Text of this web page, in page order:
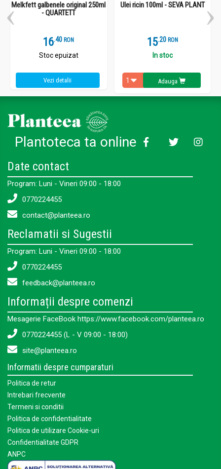
Melkfett galbenele original 250ml
- QUARTETT
16.4 RON
Stoc epuizat
Vezi detalii
Ulei ricin 100ml - SEVA PLANT
15.2 RON
In stoc
Adauga
Plantoteca ta online
Date contact
Program: Luni - Vineri 09:00 - 18:00
0770224455
contact@planteea.ro
Reclamatii si Sugestii
Program: Luni - Vineri 09:00 - 18:00
0770224455
feedback@planteea.ro
Informații despre comenzi
Mesagerie FaceBook https://www.facebook.com/planteea.ro
0770224455 (L - V 09:00 - 18:00)
site@planteea.ro
Informatii despre cumparaturi
Politica de retur
Intrebari frecvente
Termeni si conditii
Politica de confidentialitate
Politica de utilizare Cookie-uri
Confidentialitate GDPR
ANPC